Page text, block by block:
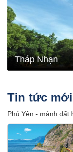
Tháp Nhạn
Tin tức
Phú Yên - mảnh đất